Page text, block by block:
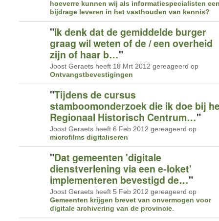
hoeverre kunnen wij als informatiespecialisten
bijdrage leveren in het vasthouden van kennis?
"Ik denk dat de gemiddelde burger
graag wil weten of de / een overheid
zijn of haar b…"
Joost Geraets heeft 18 Mrt 2012 gereageerd op
Ontvangstbevestigingen
"Tijdens de cursus
stamboomonderzoek die ik doe bij
Regionaal Historisch Centrum…"
Joost Geraets heeft 6 Feb 2012 gereageerd op
microfilms digitaliseren
"Dat gemeenten 'digitale
dienstverlening via een e-loket'
implementeren bevestigd de…"
Joost Geraets heeft 5 Feb 2012 gereageerd op
Gemeenten krijgen brevet van onvermogen voor
digitale archivering van de provincie.